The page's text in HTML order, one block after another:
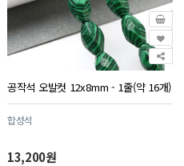
공작석 오발컷 12x8mm - 1줄(약 16개)
합성석
13,200원